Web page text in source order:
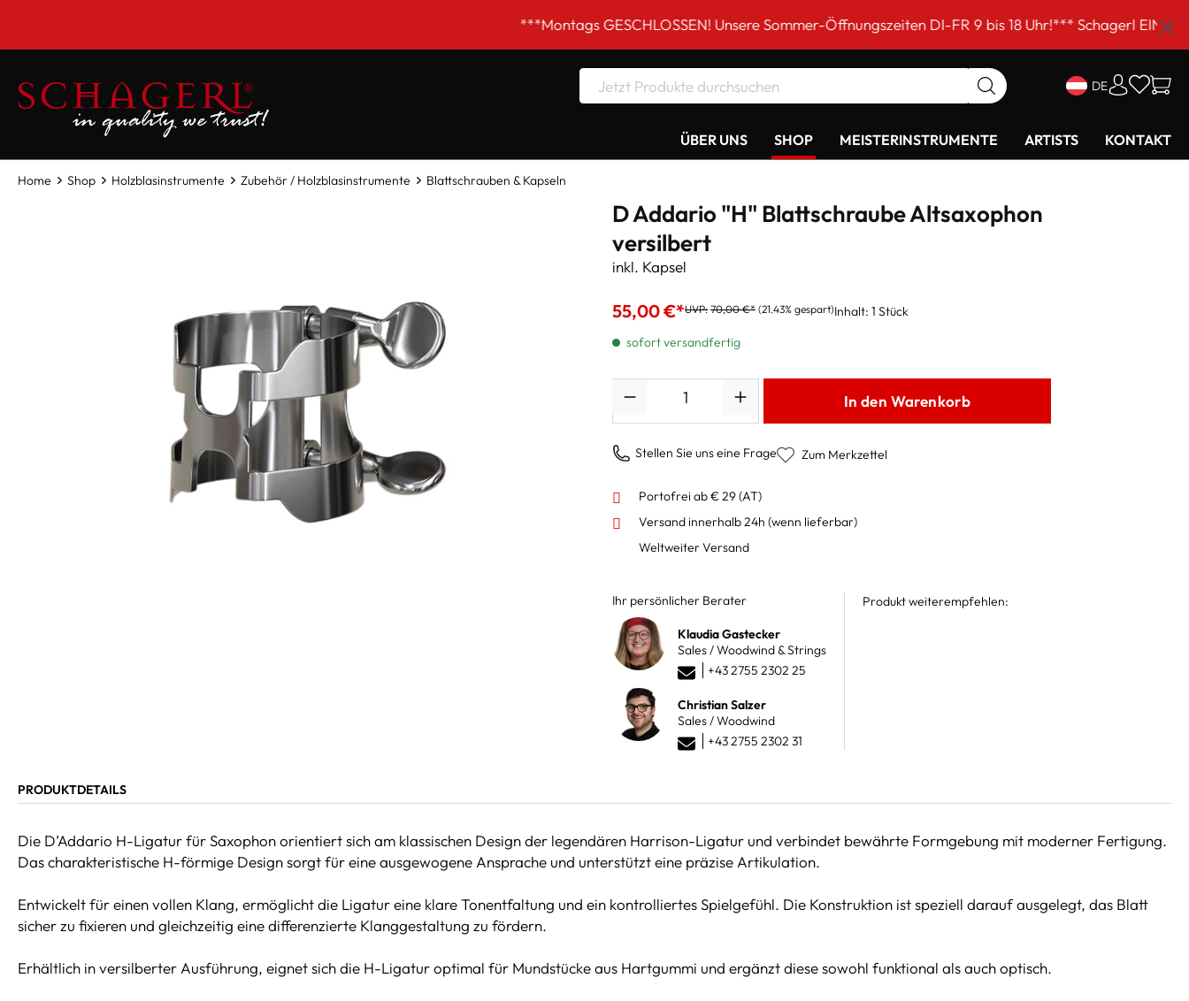
***Montags GESCHLOSSEN! Unsere Sommer-Öffnungszeiten DI-FR 9 bis 18 Uhr!*** Schagerl
DE
ÜBER UNS SHOP MEISTERINSTRUMENTE ARTISTS KONTAKT
Home Shop Holzblasinstrumente Zubehör / Holzblasinstrumente Blattschrauben & Kapseln
D Addario "H" Blattschraube Altsaxophon
versilbert
inkl. Kapsel
55,00 €*UVP: 70,00 €* (21.43% gespart)Inhalt: 1 Stück
sofort versandfertig
In den Warenkorb
Stellen Sie uns eine Frage Zum Merkzettel
Portofrei ab € 29 (AT)
Versand innerhalb 24h (wenn lieferbar)
Weltweiter Versand
Ihr persönlicher Berater
Klaudia Gastecker
Sales / Woodwind & Strings
+43 2755 2302 25
Christian Salzer
Sales / Woodwind
+43 2755 2302 31
Produkt weiterempfehlen:
PRODUKTDETAILS
Die D’Addario H-Ligatur für Saxophon orientiert sich am klassischen Design der legendären Harrison-Ligatur und verbindet bewährte Formgebung mit moderner Fertigung.
Das charakteristische H-förmige Design sorgt für eine ausgewogene Ansprache und unterstützt eine präzise Artikulation.
Entwickelt für einen vollen Klang, ermöglicht die Ligatur eine klare Tonentfaltung und ein kontrolliertes Spielgefühl. Die Konstruktion ist speziell darauf ausgelegt, das Blatt
sicher zu fixieren und gleichzeitig eine differenzierte Klanggestaltung zu fördern.
Erhältlich in versilberter Ausführung, eignet sich die H-Ligatur optimal für Mundstücke aus Hartgummi und ergänzt diese sowohl funktional als auch optisch.